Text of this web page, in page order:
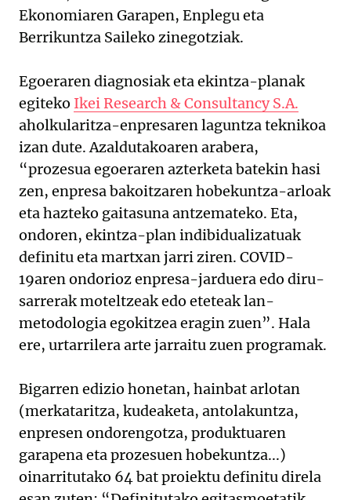
Ekonomiaren Garapen, Enplegu eta
Berrikuntza Saileko zinegotziak.
Egoeraren diagnosiak eta ekintza-planak
egiteko Ikei Research & Consultancy S.A.
aholkularitza-enpresaren laguntza teknikoa
izan dute. Azaldutakoaren arabera,
“prozesua egoeraren azterketa batekin hasi
zen, enpresa bakoitzaren hobekuntza-arloak
eta hazteko gaitasuna antzemateko. Eta,
ondoren, ekintza-plan indibidualizatuak
definitu eta martxan jarri ziren. COVID-
19aren ondorioz enpresa-jarduera edo diru-
sarrerak moteltzeak edo eteteak lan-
metodologia egokitzea eragin zuen”. Hala
ere, urtarrilera arte jarraitu zuen programak.
Bigarren edizio honetan, hainbat arlotan
(merkataritza, kudeaketa, antolakuntza,
enpresen ondorengotza, produktuaren
garapena eta prozesuen hobekuntza...)
oinarritutako 64 bat proiektu definitu direla